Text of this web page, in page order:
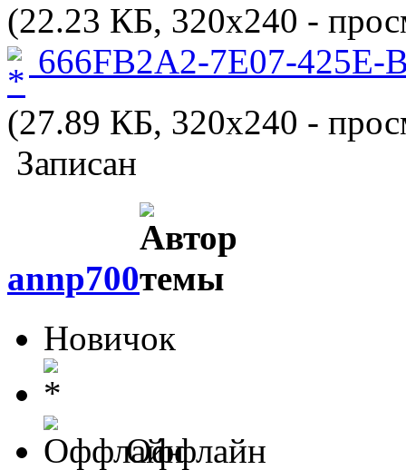
(22.23 КБ, 320x240 -
666FB2A2-7E07-425E-
(27.89 КБ, 320x240 -
Записан
annp700
Новичок
Оффлайн